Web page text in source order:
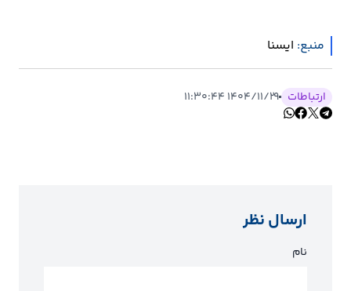
منبع: ايسنا
ارتباطات ۱۴۰۴/۱۱/۲۹ ۱۱:۳۰:۴۴
ارسال نظر
نام